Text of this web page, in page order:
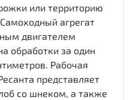
или территорию
агрегат
двигателем
обработки за один
Рабочая
представляет
со шнеком, а также